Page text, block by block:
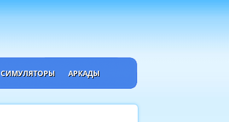
СИМУЛЯТОРЫ АРКАДЫ